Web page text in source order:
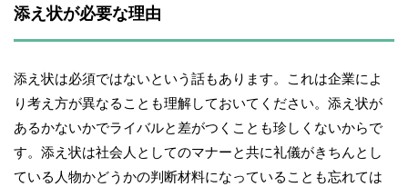
添え状が必要な理由
添え状は必須ではないという話もあります。これは企業によ
り考え方が異なることも理解しておいてください。添え状が
あるかないかでライバルと差がつくことも珍しくないからで
す。添え状は社会人としてのマナーと共に礼儀がきちんとし
ている人物かどうかの判断材料になっていることも忘れては